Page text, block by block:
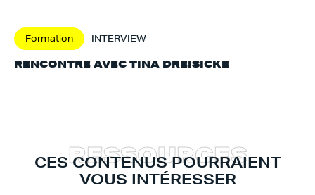
Formation INTERVIEW
RENCONTRE AVEC TINA DREISICKE
CES CONTENUS POURRAIENT
VOUS INTÉRESSER
RESSOURCES